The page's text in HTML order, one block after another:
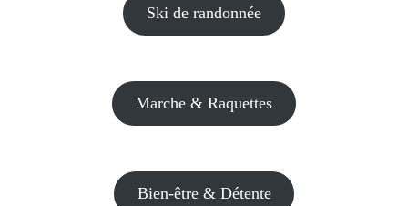
Ski de randonnée
Marche & Raquettes
Bien-être & Détente